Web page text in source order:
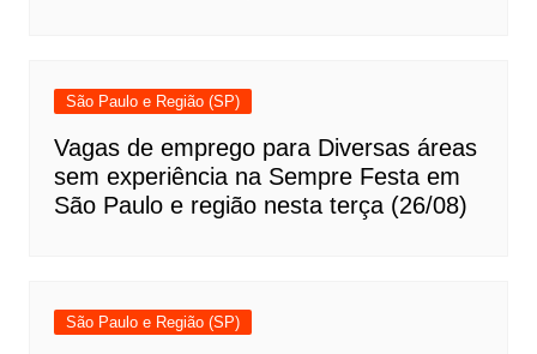
São Paulo e Região (SP)
Vagas de emprego para Diversas áreas
sem experiência na Sempre Festa em
São Paulo e região nesta terça (26/08)
São Paulo e Região (SP)